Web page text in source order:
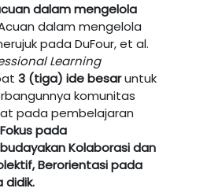
dalammengelola
dalam mengelola
pada DuFour, et al.
Learning
3 (tiga) ide besaruntuk
komunitas
pada pembelajaran
Fokus pada
Kolaborasi dan
Berorientasipada
didik.